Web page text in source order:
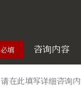
必填 咨询内容